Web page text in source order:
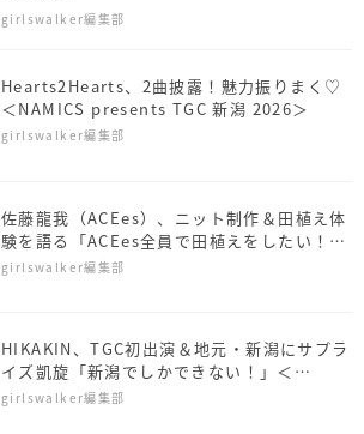
girlswalker編集部
Hearts2Hearts、2曲披露！魅力振りまく♡
＜NAMICS presents TGC 新潟 2026＞
girlswalker編集部
佐藤⿓我（ACEes）、ニット制作＆田植え体
験を語る「ACEes全員で田植えをしたい！」
＜NAMICS presents TGC 新潟 2026＞
girlswalker編集部
HIKAKIN、TGC初出演＆地元・新潟にサプラ
イズ凱旋「新潟でしかできない！」＜
NAMICS presents TGC 新潟 2026＞
girlswalker編集部